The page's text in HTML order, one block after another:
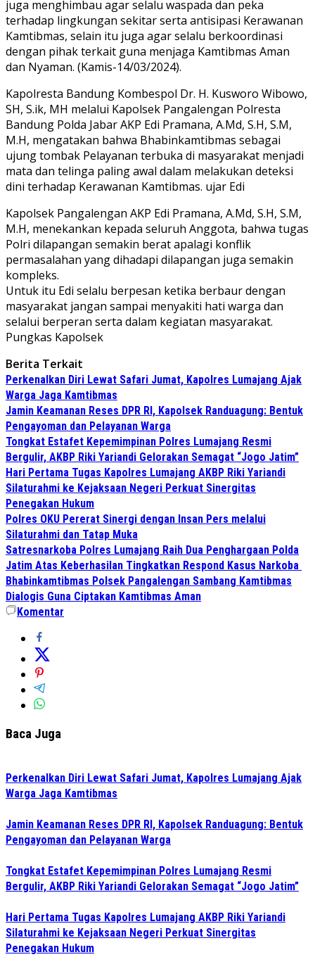
juga menghimbau agar selalu waspada dan peka
terhadap lingkungan sekitar serta antisipasi Kerawanan
Kamtibmas, selain itu juga agar selalu berkoordinasi
dengan pihak terkait guna menjaga Kamtibmas Aman
dan Nyaman. (Kamis-14/03/2024).
Kapolresta Bandung Kombespol Dr. H. Kusworo Wibowo,
SH, S.ik, MH melalui Kapolsek Pangalengan Polresta
Bandung Polda Jabar AKP Edi Pramana, A.Md, S.H, S.M,
M.H, mengatakan bahwa Bhabinkamtibmas sebagai
ujung tombak Pelayanan terbuka di masyarakat menjadi
mata dan telinga paling awal dalam melakukan deteksi
dini terhadap Kerawanan Kamtibmas. ujar Edi
Kapolsek Pangalengan AKP Edi Pramana, A.Md, S.H, S.M,
M.H, menekankan kepada seluruh Anggota, bahwa tugas
Polri dilapangan semakin berat apalagi konflik
permasalahan yang dihadapi dilapangan juga semakin
kompleks.
Untuk itu Edi selalu berpesan ketika berbaur dengan
masyarakat jangan sampai menyakiti hati warga dan
selalui berperan serta dalam kegiatan masyarakat.
Pungkas Kapolsek
Berita Terkait
Perkenalkan Diri Lewat Safari Jumat, Kapolres Lumajang Ajak
Warga Jaga Kamtibmas
Jamin Keamanan Reses DPR RI, Kapolsek Randuagung: Bentuk
Pengayoman dan Pelayanan Warga
Tongkat Estafet Kepemimpinan Polres Lumajang Resmi
Bergulir, AKBP Riki Yariandi Gelorakan Semagat “Jogo Jatim”
Hari Pertama Tugas Kapolres Lumajang AKBP Riki Yariandi
Silaturahmi ke Kejaksaan Negeri Perkuat Sinergitas
Penegakan Hukum
Polres OKU Pererat Sinergi dengan Insan Pers melalui
Silaturahmi dan Tatap Muka
Satresnarkoba Polres Lumajang Raih Dua Penghargaan Polda
Jatim Atas Keberhasilan Tingkatkan Respond Kasus Narkoba
Bhabinkamtibmas Polsek Pangalengan Sambang Kamtibmas
Dialogis Guna Ciptakan Kamtibmas Aman
Komentar
Baca Juga
Perkenalkan Diri Lewat Safari Jumat, Kapolres Lumajang Ajak
Warga Jaga Kamtibmas
Jamin Keamanan Reses DPR RI, Kapolsek Randuagung: Bentuk
Pengayoman dan Pelayanan Warga
Tongkat Estafet Kepemimpinan Polres Lumajang Resmi
Bergulir, AKBP Riki Yariandi Gelorakan Semagat “Jogo Jatim”
Hari Pertama Tugas Kapolres Lumajang AKBP Riki Yariandi
Silaturahmi ke Kejaksaan Negeri Perkuat Sinergitas
Penegakan Hukum